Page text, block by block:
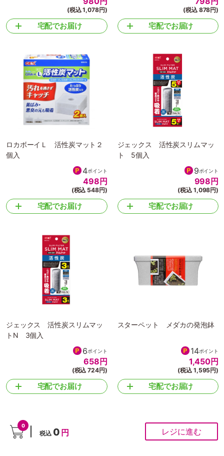
0
税込 0 円 レジに進む
(税込 1,078円)
宅配でお届け
(税込 878円)
宅配でお届け
ロカボーイＬ 活性炭マット２
個入
4ポイント
498 円
(税込 548円)
宅配でお届け
ジェックス 活性炭スリムマッ
ト 5個入
9ポイント
998 円
(税込 1,098円)
宅配でお届け
ジェックス 活性炭スリムマッ
トN 3個入
6ポイント
658 円
(税込 724円)
宅配でお届け
スターペット メダカの発泡鉢
14ポイント
1,450円
(税込 1,595円)
宅配でお届け